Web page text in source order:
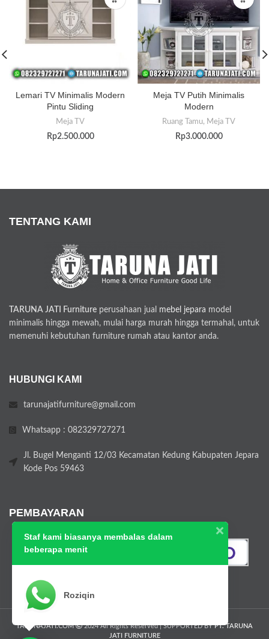
Lemari TV Minimalis Modern
Pintu Sliding
Meja TV
Rp2.500.000
Meja TV Putih Minimalis
Modern
Ruang Tamu, Meja TV
Rp3.000.000
TENTANG KAMI
TARUNA JATI Furniture perusahaan jual mebel jepara model
minimalis hingga mewah, mulai harga murah hingga termahal, untuk
memenuhi kebutuhan furniture rumah atau kantor anda.
HUBUNGI KAMI
tarunajatifurniture@gmail.com
Whatsapp : 082329727271
Jl. Bugel Menganti 12/03 Kecamatan Kedung Kabupaten Jepara
Kode Pos 59463
PEMBAYARAN
TARUNAJATI.COM 2024 All Rights Reserved | SUPPORTED BYPT. TARUNA
JATI FURNITURE
Staf kami biasanya membalas dalam
beberapa menit
Roziqin